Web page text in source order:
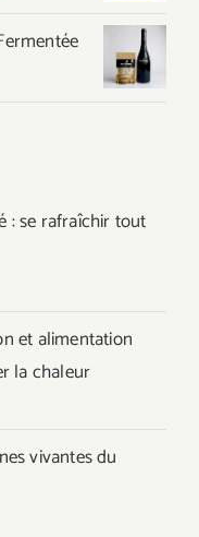
: se rafraîchir tout
et alimentation
la chaleur
vivantes du